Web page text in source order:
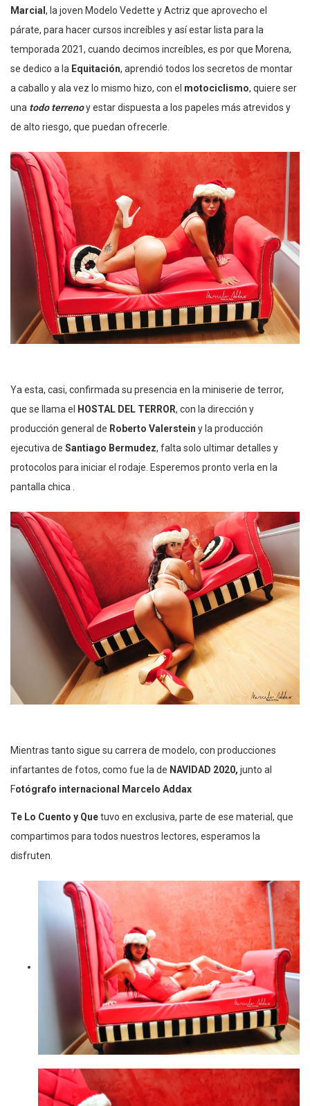
Marcial , la joven Modelo Vedette y Actriz que aprovecho el
párate, para hacer cursos increíbles y así estar lista para la
temporada 2021, cuando decimos increíbles, es por que Morena,
se dedico a la Equitación, aprendió todos los secretos de montar
a caballo y ala vez lo mismo hizo, con el motociclismo, quiere ser
una todo terrenoy estar dispuesta a los papeles más atrevidos y
de alto riesgo, que puedan ofrecerle.
Ya esta, casi, confirmada su presencia en la miniserie de terror,
que se llama el
HOSTAL DEL TERROR, con la dirección y
producción general de Roberto Valerstein y la producción
ejecutiva de Santiago Bermudez, falta solo ultimar detalles y
protocolos para iniciar el rodaje. Esperemos pronto verla en la
pantalla chica .
Mientras tanto sigue su carrera de modelo, con producciones
infartantes de fotos, como fue la de NAVIDAD 2020, junto al
Fotógrafo internacional Marcelo Addax
Te Lo Cuento y Quetuvo en exclusiva, parte de ese material, que
compartimos para todos nuestros lectores, esperamos la
disfruten.